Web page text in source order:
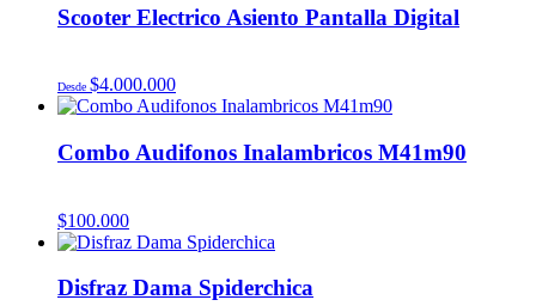
Scooter Electrico Asiento Pantalla Digital
Desde $4.000.000
Combo Audifonos Inalambricos M41m90
$100.000
Disfraz Dama Spiderchica